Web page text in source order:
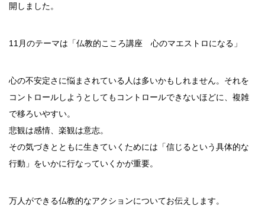
開しました。
11月のテーマは「仏教的こころ講座 心のマエストロになる」
心の不安定さに悩まされている人は多いかもしれません。それを
コントロールしようとしてもコントロールできないほどに、複雑
で移ろいやすい。
悲観は感情、楽観は意志。
その気づきとともに生きていくためには「信じるという具体的な
行動」をいかに行なっていくかが重要。
万人ができる仏教的なアクションについてお伝えします。